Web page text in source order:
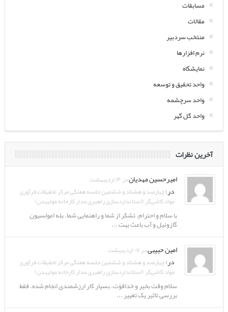
مسابقات
مقالات
منتخب سردبیر
نرم افزارها
نمایشگاه
واحد تحقیق و توسعه
واحد سرچشمه
واحد گل گهر
آخرین نظرات
امیرحسین مهدیاندر ۱۴ اردیبهشت
در:چهارصد و هشتاد و ششمین جلسه هفتگی مرکز تحقیقات فرآوری
مواد کاشی‌گر (استانداردسازی راهبری مدار کارخانه مولیبدن)
با سلام و احترام. تشکر از شما و راهنمایی شما. بله امولسیون
گازوئیل و آب باعث بهت ...
امین حبیبیدر ۰۷ اردیبهشت
در:چهارصد و هشتاد و ششمین جلسه هفتگی مرکز تحقیقات فرآوری
مواد کاشی‌گر (استانداردسازی راهبری مدار کارخانه مولیبدن)
سلام وقت بخیر و خداقوّت. بسیار کار ارزشمندی انجام شده. فقط
بررسی تاثیر یک تغییر ...